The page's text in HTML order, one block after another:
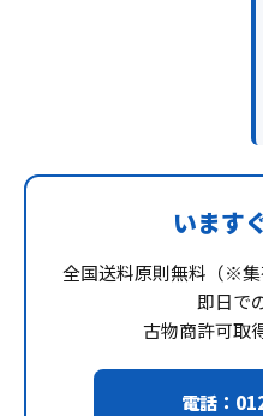
います
全国送料原則無料（※
即日で
古物商許可取
電話：